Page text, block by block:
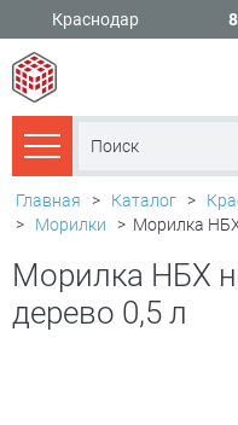
Краснодар
Каталог товаров
Главная > Каталог >
>
Морилки > Морилка НБХ
Морилка НБХ
дерево 0,5 л